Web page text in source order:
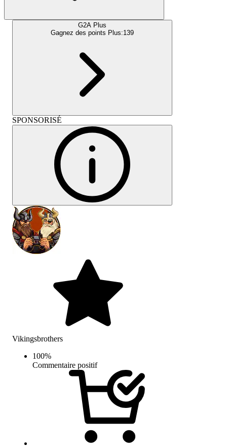
G2A Plus
Gagnez des points Plus:139
SPONSORISÉ
Vikingsbrothers
100%
Commentaire positif